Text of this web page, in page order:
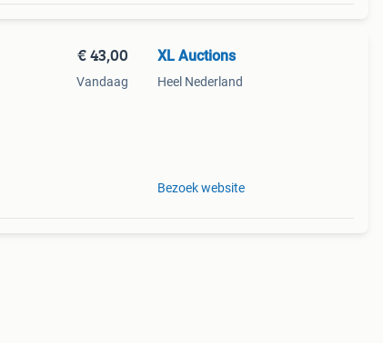
€ 43,00
Vandaag
XL Auctions
Heel Nederland
Bezoek website